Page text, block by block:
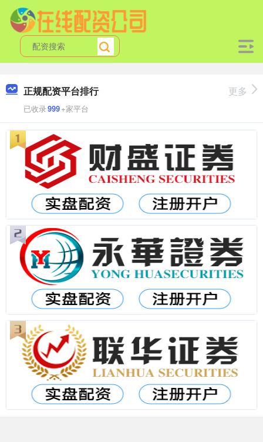
正规配资平台排行
已收录999+家平台
更多